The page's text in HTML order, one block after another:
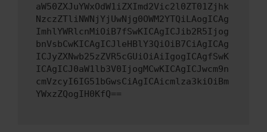
aW50ZXJuYWxOdW1iZXImd2Vic2l0ZT01Zjhk
NzczZTliNWNjYjUwNjg0OWM2YTQiLAogICAg
ImhlYWRlcnMiOiB7fSwKICAgICJib2R5Ijog
bnVsbCwKICAgICJleHBlY3QiOiB7CiAgICAg
ICJyZXNwb25zZVR5cGUiOiAiIgogICAgfSwK
ICAgICJ0aW1lb3V0IjogMCwKICAgICJwcm9n
cmVzcyI6IG51bGwsCiAgICAicmlza3kiOiBm
YWxzZQogIH0KfQ==